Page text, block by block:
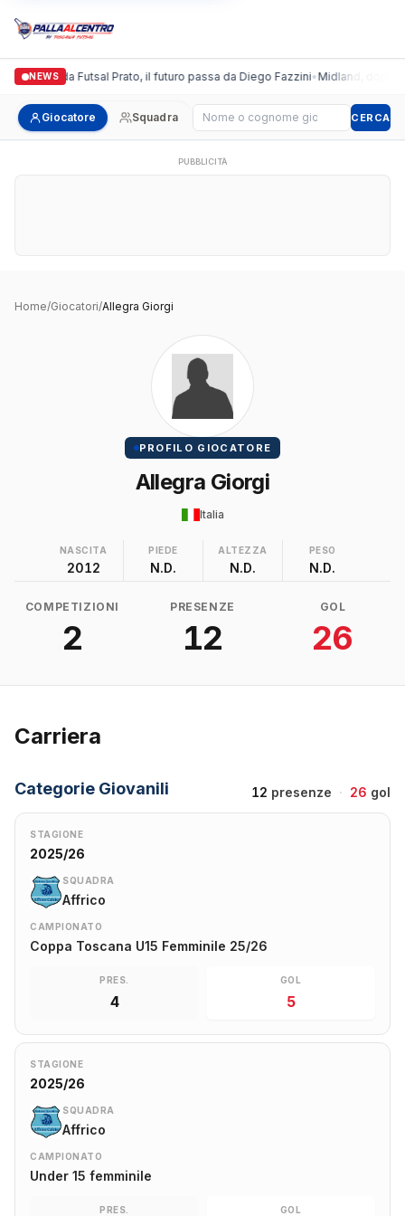
NEWS
Italgronda Futsal Prato, il futuro passa da Diego Fazzini•Midland, doppio
Giocatore Squadra Cerca giocatore CERCA
PUBBLICITÀ
Home/Giocatori/Allegra Giorgi
PROFILO GIOCATORE
Allegra Giorgi
Italia
NASCITA
2012
PIEDE
N.D.
ALTEZZA
N.D.
PESO
N.D.
COMPETIZIONI
2
PRESENZE
12
GOL
26
Carriera
Categorie Giovanili 12 presenze · 26 gol
STAGIONE
2025/26
SQUADRA
Affrico
CAMPIONATO
Coppa Toscana U15 Femminile 25/26
PRES.
4
GOL
5
STAGIONE
2025/26
SQUADRA
Affrico
CAMPIONATO
Under 15 femminile
PRES. GOL